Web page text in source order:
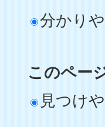
分かり
このペー
見つけ